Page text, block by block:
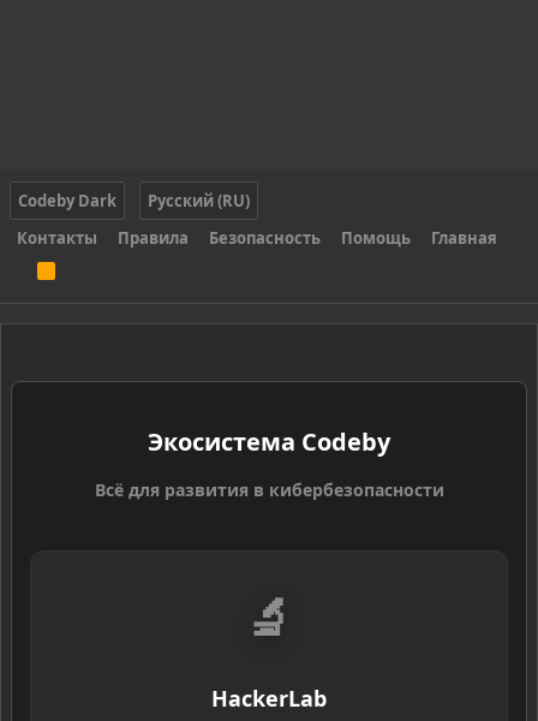
Codeby Dark
Русский (RU)
Контакты
Правила Безопасность Помощь Главная
S
Экосистема Codeby
Всё для развития в кибербезопасности
🔬
HackerLab